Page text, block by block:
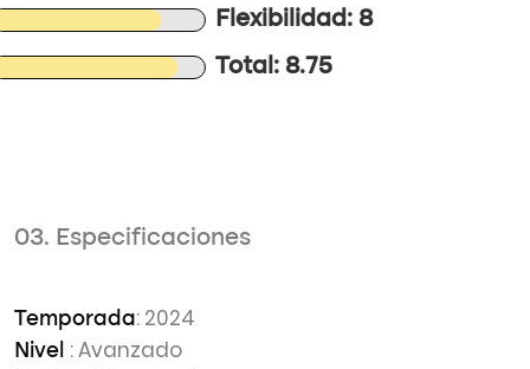
Flexibilidad: 8
Total: 8.75
03. Especificaciones
Temporada: 2024
Nivel : Avanzado